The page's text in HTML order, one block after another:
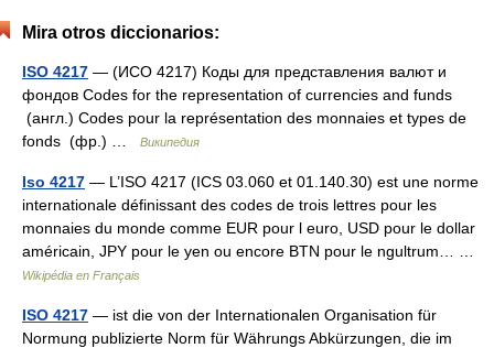
Mira otros diccionarios:
ISO 4217 — (ИСО 4217) Коды для представления валют и
фондов Codes for the representation of currencies and funds
(англ.) Codes pour la représentation des monnaies et types de
fonds (фр.) …
Википедия
Iso 4217 — L’ISO 4217 (ICS 03.060 et 01.140.30) est une norme
internationale définissant des codes de trois lettres pour les
monnaies du monde comme EUR pour l euro, USD pour le dollar
américain, JPY pour le yen ou encore BTN pour le ngultrum… …
Wikipédia en Français
ISO 4217 — ist die von der Internationalen Organisation für
Normung publizierte Norm für Währungs Abkürzungen, die im